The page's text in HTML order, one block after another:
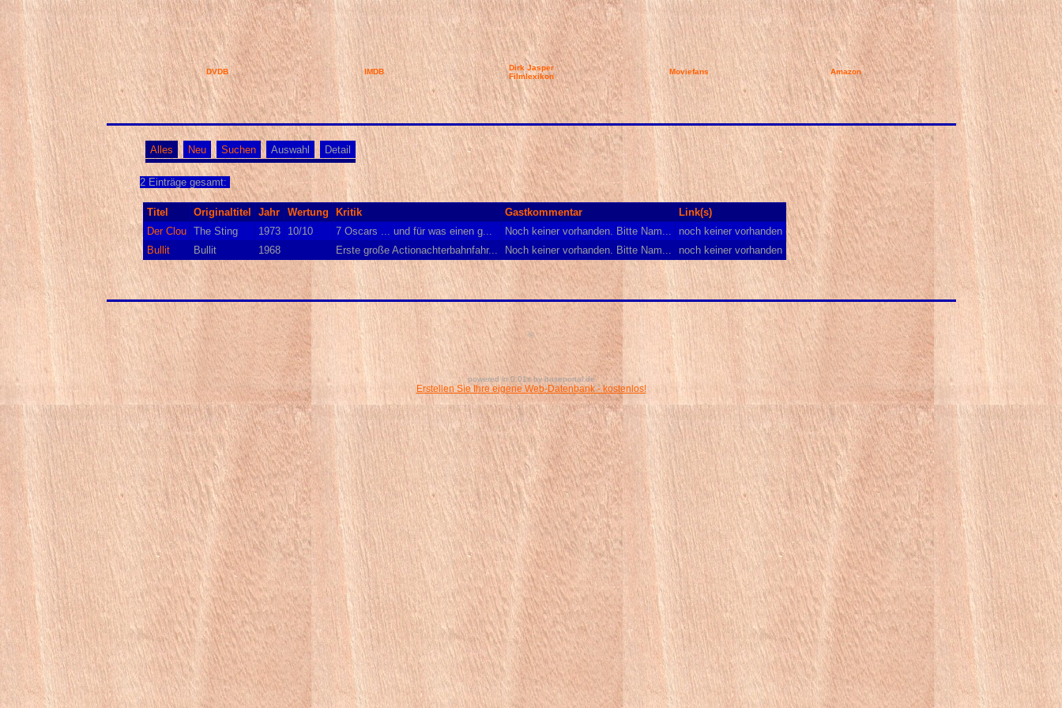
DVDB IMDB
Dirk Jasper
Filmlexikon
Moviefans Amazon
Alles Neu Suchen Auswahl Detail
2 Einträge gesamt:
Titel Originaltitel Jahr Wertung Kritik Gastkommentar
Link(s)
Der Clou The Sting 1973 10/10 7 Oscars ... und für was einen g... Noch keiner vorhanden. Bitte Nam...
noch keiner vorhanden
Bullit
Bullit 1968 Erste große Actionachterbahnfahr... Noch keiner vorhanden. Bitte Nam... noch keiner vorhanden
©
powered in 0.01s by baseportal.de
Erstellen Sie Ihre eigene Web-Datenbank - kostenlos!